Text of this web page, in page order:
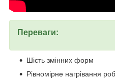
Переваги:
Шість змінних форм
Рівномірне нагрівання